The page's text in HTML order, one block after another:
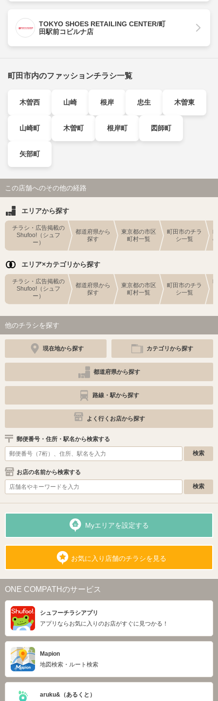
TOKYO SHOES RETAILING CENTER/町
田駅前コビルナ店
町田市内のファッションチラシ一覧
木曽西 山崎 根岸 忠生 木曽東
山崎町 木曽町 根岸町 図師町
矢部町
この店舗へのその他の経路
エリアから探す
チラシ・広告掲載の
Shufoo!（シュフ
ー）
都道府県から
探す
東京都の市区
町村一覧
町田市のチラ
シ一覧
エリア×カテゴリから探す
チラシ・広告掲載の
Shufoo!（シュフ
ー）
都道府県から
探す
東京都の市区
町村一覧
町田市のチラ
シ一覧
他のチラシを探す
現在地から探す カテゴリから探す
都道府県から探す
路線・駅から探す
よく行くお店から探す
郵便番号・住所・駅名から検索する
お店の名前から検索する
Myエリアを設定する
お気に入り店舗のチラシを見る
ONE COMPATHのサービス
シュフーチラシアプリ
アプリならお気に入りのお店がすぐに見つかる！
Mapion
地図検索・ルート検索
aruku&（あるくと）